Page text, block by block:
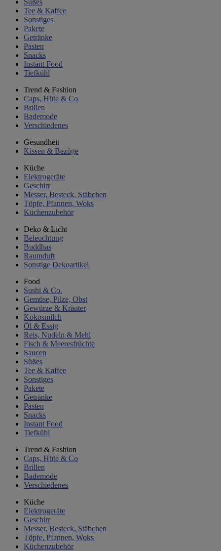
Süßes
Tee & Kaffee
Sonstiges
Pakete
Getränke
Pasten
Snacks
Instant Food
Tiefkühl
Trend & Fashion
Caps, Hüte & Co
Brillen
Bademode
Verschiedenes
Gesundheit
Kissen & Bezüge
Küche
Elektrogeräte
Geschirr
Messer, Besteck, Stäbchen
Töpfe, Pfannen, Woks
Küchenzubehör
Deko & Licht
Beleuchtung
Buddhas
Raumduft
Sonstige Dekoartikel
Food
Sushi & Co.
Gemüse, Pilze, Obst
Gewürze & Kräuter
Kokosmilch
Öl & Essig
Reis, Nudeln & Mehl
Fisch & Meeresfrüchte
Saucen
Süßes
Tee & Kaffee
Sonstiges
Pakete
Getränke
Pasten
Snacks
Instant Food
Tiefkühl
Trend & Fashion
Caps, Hüte & Co
Brillen
Bademode
Verschiedenes
Küche
Elektrogeräte
Geschirr
Messer, Besteck, Stäbchen
Töpfe, Pfannen, Woks
Küchenzubehör